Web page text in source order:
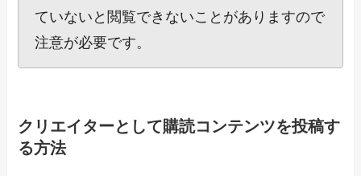
ていないと閲覧できないことがありますので
注意が必要です。
クリエイターとして購読コンテンツを投稿す
る方法